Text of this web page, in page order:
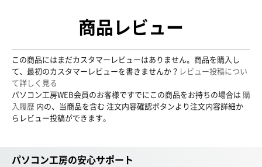
商品レビュー
この商品にはまだカスタマーレビューはありません。商品を購入し
て、最初のカスタマーレビューを書きませんか？ レビュー投稿につい
て詳しく見る
パソコン工房WEB会員のお客様ですでにこの商品をお持ちの場合は 購
入履歴 内の、当商品を含む 注文内容確認ボタンより注文内容詳細か
らレビュー投稿ができます。
パソコン工房の安心サポート